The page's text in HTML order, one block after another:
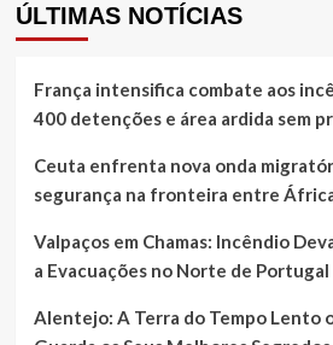
ÚLTIMAS NOTÍCIAS
França intensifica combate aos
400 detenções e área ardida sem
Ceuta enfrenta nova onda
segurança na fronteira entre
Valpaços em Chamas: Incêndio
a Evacuações no Norte de Portugal
Alentejo: A Terra do Tempo Lento